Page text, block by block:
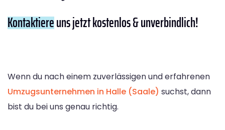
Kontaktiereuns jetzt kostenlos & unverbindlich!
Wenn du nach einem zuverlässigen und erfahrenen
Umzugsunternehmen in Halle (Saale) suchst, dann
bist du bei uns genau richtig.